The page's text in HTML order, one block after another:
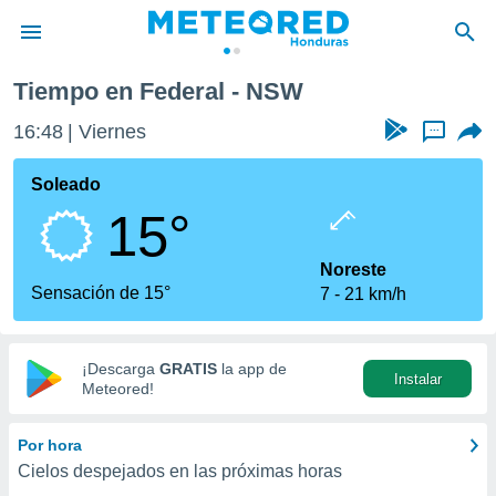
de
ha sido
calidad.
a este
las
y
digital
basada
Tiempo en Federal - NSW
16:48 Viernes ...
Soleado
15°
Sensación de 15°
Noreste
7
21 km/h
¡Descarga GRATIS la app de
Meteored!
Instalar
Por hora
Cielos despejados en las próximas horas